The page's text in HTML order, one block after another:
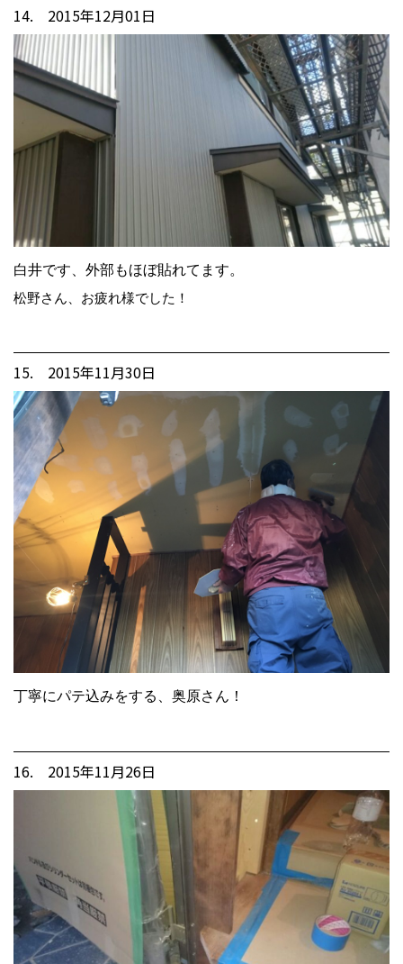
14. 2015年12月01日
白井です、外部もほぼ貼れてます。
松野さん、お疲れ様でした！
15. 2015年11月30日
丁寧にパテ込みをする、奥原さん！
16. 2015年11月26日